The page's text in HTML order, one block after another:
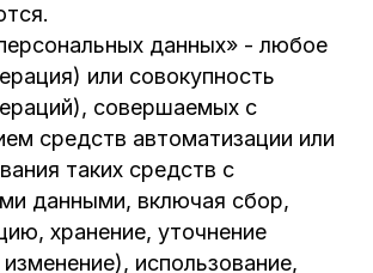
данных» - любое
или совокупность
совершаемых с
средств автоматизации или
таких средств с
данными, включая сбор,
хранение, уточнение
использование,